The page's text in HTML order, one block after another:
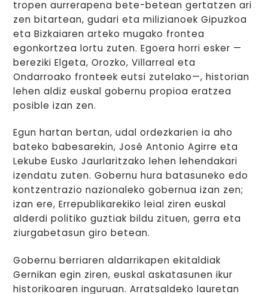
tropen aurrerapena bete-betean gertatzen ari
zen bitartean, gudari eta milizianoek Gipuzkoa
eta Bizkaiaren arteko mugako frontea
egonkortzea lortu zuten. Egoera horri esker —
bereziki Elgeta, Orozko, Villarreal eta
Ondarroako fronteek eutsi zutelako—, historian
lehen aldiz euskal gobernu propioa eratzea
posible izan zen.
Egun hartan bertan, udal ordezkarien ia aho
bateko babesarekin, José Antonio Agirre eta
Lekube Eusko Jaurlaritzako lehen lehendakari
izendatu zuten. Gobernu hura batasuneko edo
kontzentrazio nazionaleko gobernua izan zen;
izan ere, Errepublikarekiko leial ziren euskal
alderdi politiko guztiak bildu zituen, gerra eta
ziurgabetasun giro betean.
Gobernu berriaren aldarrikapen ekitaldiak
Gernikan egin ziren, euskal askatasunen ikur
historikoaren inguruan. Arratsaldeko lauretan